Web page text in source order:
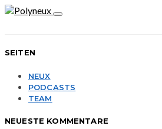
SEITEN
NEUX
PODCASTS
TEAM
NEUESTE KOMMENTARE